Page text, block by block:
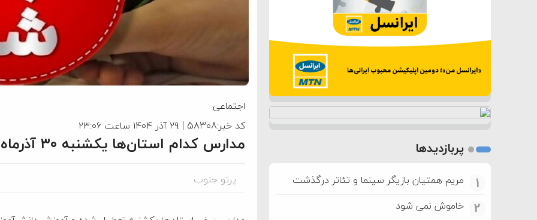
اجتماعی
کد خبر:58308 | ۲۹ آذر ۱۴۰۴ ساعت ۲۳:۰۶
مدارس کدام استان‌ها یکشنبه ۳۰ آذرماه تعطیل و غیرحضوری شد؟
پرتو جنوب
پربازدیدها
1 مریم همتیان بازیگر سینما و تئاتر درگذشت
2 خاموش نمی شود